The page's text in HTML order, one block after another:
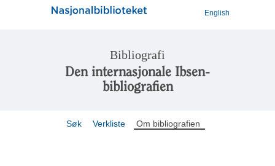
English
Bibliografi
Den internasjonale Ibsen-
bibliografien
Søk Verkliste Om bibliografien